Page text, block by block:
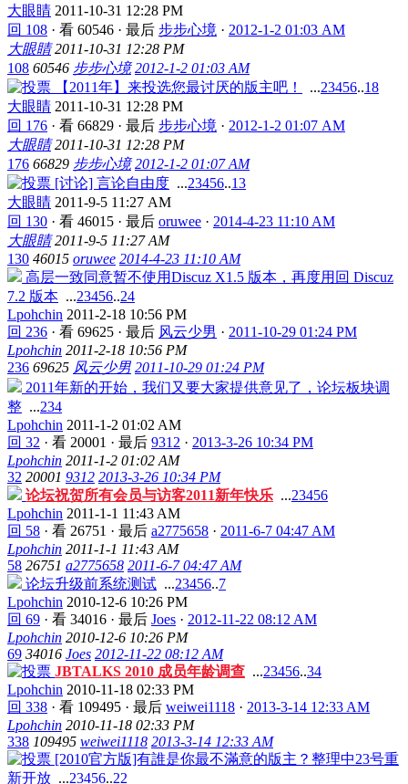
大眼睛 2011-10-31 12:28 PM
回 108 · 看 60546 · 最后 步步心境 · 2012-1-2 01:03 AM
大眼睛 2011-10-31 12:28 PM
108 60546 步步心境 2012-1-2 01:03 AM
【2011年】来投选您最讨厌的版主吧！
...23456..18
大眼睛 2011-10-31 12:28 PM
回 176 · 看 66829 · 最后 步步心境 · 2012-1-2 01:07 AM
大眼睛 2011-10-31 12:28 PM
176 66829 步步心境 2012-1-2 01:07 AM
[讨论] 言论自由度 ...23456..13
大眼睛 2011-9-5 11:27 AM
回 130 · 看 46015 · 最后 oruwee · 2014-4-23 11:10 AM
大眼睛 2011-9-5 11:27 AM
130 46015 oruwee 2014-4-23 11:10 AM
高层一致同意暂不使用Discuz X1.5 版本，再度用回 Discuz
7.2 版本 ...23456..24
Lpohchin 2011-2-18 10:56 PM
回 236 · 看 69625 · 最后 风云少男 · 2011-10-29 01:24 PM
Lpohchin 2011-2-18 10:56 PM
236 69625 风云少男 2011-10-29 01:24 PM
2011年新的开始，我们又要大家提供意见了，论坛板块调
整 ...234
Lpohchin 2011-1-2 01:02 AM
回 32 · 看 20001 · 最后 9312 · 2013-3-26 10:34 PM
Lpohchin 2011-1-2 01:02 AM
32 20001 9312 2013-3-26 10:34 PM
论坛祝贺所有会员与访客2011新年快乐 ...23456
Lpohchin 2011-1-1 11:43 AM
回 58 · 看 26751 · 最后 a2775658 · 2011-6-7 04:47 AM
Lpohchin 2011-1-1 11:43 AM
58 26751 a2775658 2011-6-7 04:47 AM
论坛升级前系统测试 ...23456..7
Lpohchin 2010-12-6 10:26 PM
回 69 · 看 34016 · 最后 Joes · 2012-11-22 08:12 AM
Lpohchin 2010-12-6 10:26 PM
69 34016 Joes 2012-11-22 08:12 AM
JBTALKS 2010 成员年龄调查 ...23456..34
Lpohchin 2010-11-18 02:33 PM
回 338 · 看 109495 · 最后 weiwei1118 · 2013-3-14 12:33 AM
Lpohchin 2010-11-18 02:33 PM
338 109495 weiwei1118 2013-3-14 12:33 AM
[2010官方版]有誰是你最不滿意的版主？整理中23号重
新开放 ...23456..22